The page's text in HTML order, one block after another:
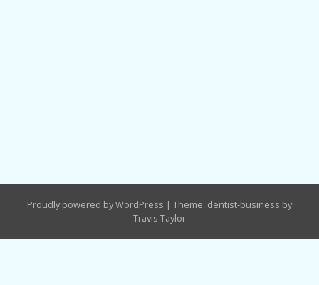
Proudly powered by WordPress | Theme: dentist-business by
Travis Taylor